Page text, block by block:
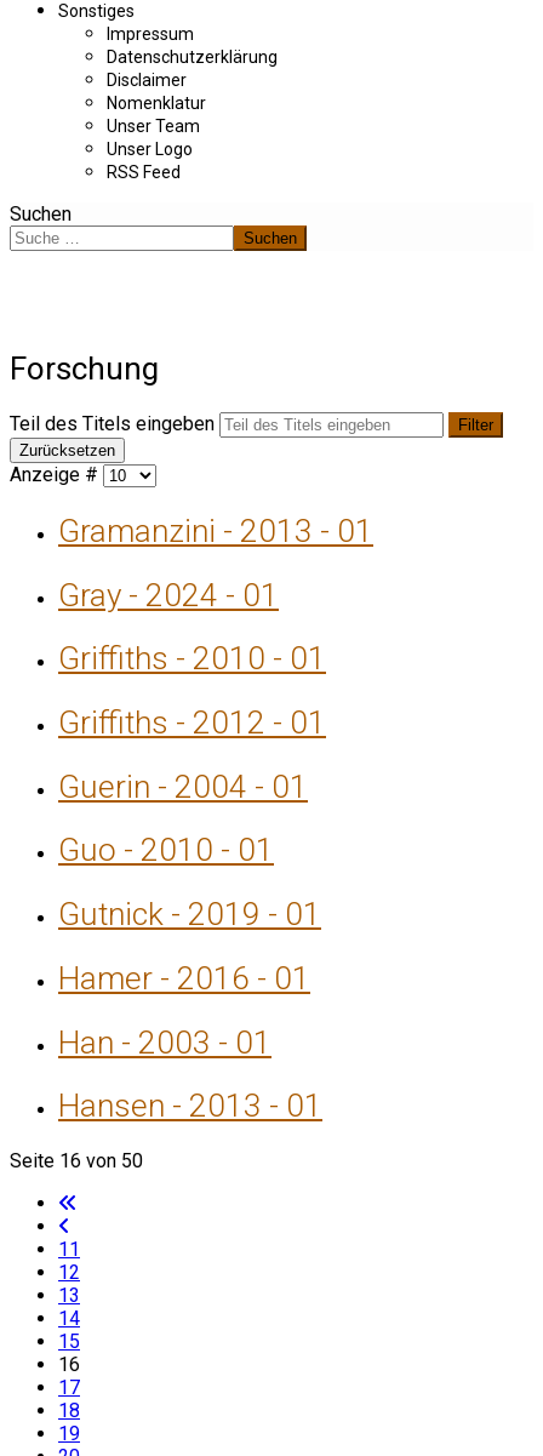
Sonstiges
Impressum
Datenschutzerklärung
Disclaimer
Nomenklatur
Unser Team
Unser Logo
RSS Feed
Suchen
Suchen
Forschung
Teil des Titels eingeben
Filter
Zurücksetzen
Anzeige #
Gramanzini - 2013 - 01
Gray - 2024 - 01
Griffiths - 2010 - 01
Griffiths - 2012 - 01
Guerin - 2004 - 01
Guo - 2010 - 01
Gutnick - 2019 - 01
Hamer - 2016 - 01
Han - 2003 - 01
Hansen - 2013 - 01
Seite 16 von 50
11
12
13
14
15
16
17
18
19